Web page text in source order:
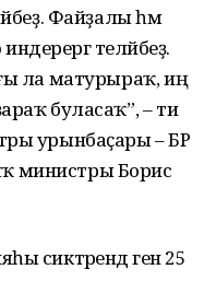
Файҙалы һәм
теләйбеҙ.
ла матурыраҡ, иң
буласаҡ”, – ти
урынбаҫары – БР
министры Борис
сиктәрендә генә 25